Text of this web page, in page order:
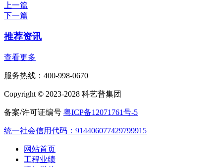
上一篇
下一篇
推荐资讯
查看更多
服务热线：400-998-0670
Copyright © 2023-2028 科艺普集团
备案/许可证编号 粤ICP备12071761号-5
统一社会信用代码：914406077429799915
网站首页
工程业绩